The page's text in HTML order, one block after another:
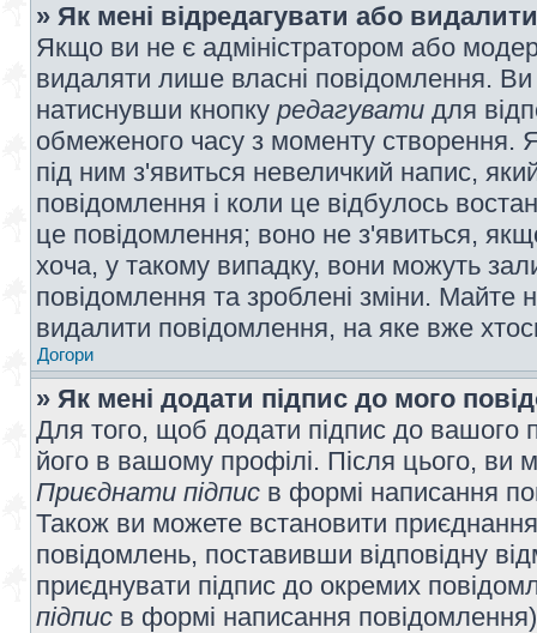
» Як мені відредагувати або
Якщо ви не є адміністратором або
видаляти лише власні повідомлення.
натиснувши кнопку редагувати для
обмеженого часу з моменту створення.
під ним з'явиться невеличкий напис,
повідомлення і коли це відбулось
це повідомлення; воно не з'явиться,
хоча, у такому випадку, вони можуть
повідомлення та зроблені зміни. Майте
видалити повідомлення, на яке вже
Догори
» Як мені додати підпис до мого
Для того, щоб додати підпис до вашого
його в вашому профілі. Після цього, ви
Приєднати підпис в формі написання
Також ви можете встановити
повідомлень, поставивши відповідну
приєднувати підпис до окремих
підпис в формі написання